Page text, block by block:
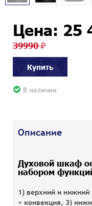
Цена: 25
39990 ₽
Купить
В наличии
Описание
Духовой шкаф
набором
1) верхний и нижний
+ конвекция, 3)